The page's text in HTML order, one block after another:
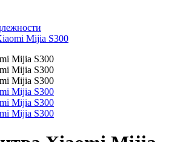
Mijia S300